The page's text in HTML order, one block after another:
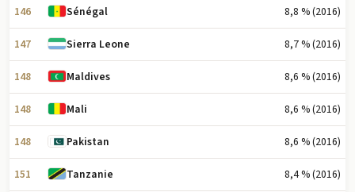
146 Sénégal 8,8 % (2016)
147 Sierra Leone 8,7 % (2016)
148 Maldives 8,6 % (2016)
148 Mali 8,6 % (2016)
148 Pakistan 8,6 % (2016)
151 Tanzanie 8,4 % (2016)